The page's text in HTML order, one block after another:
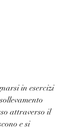
attraverso il
e si